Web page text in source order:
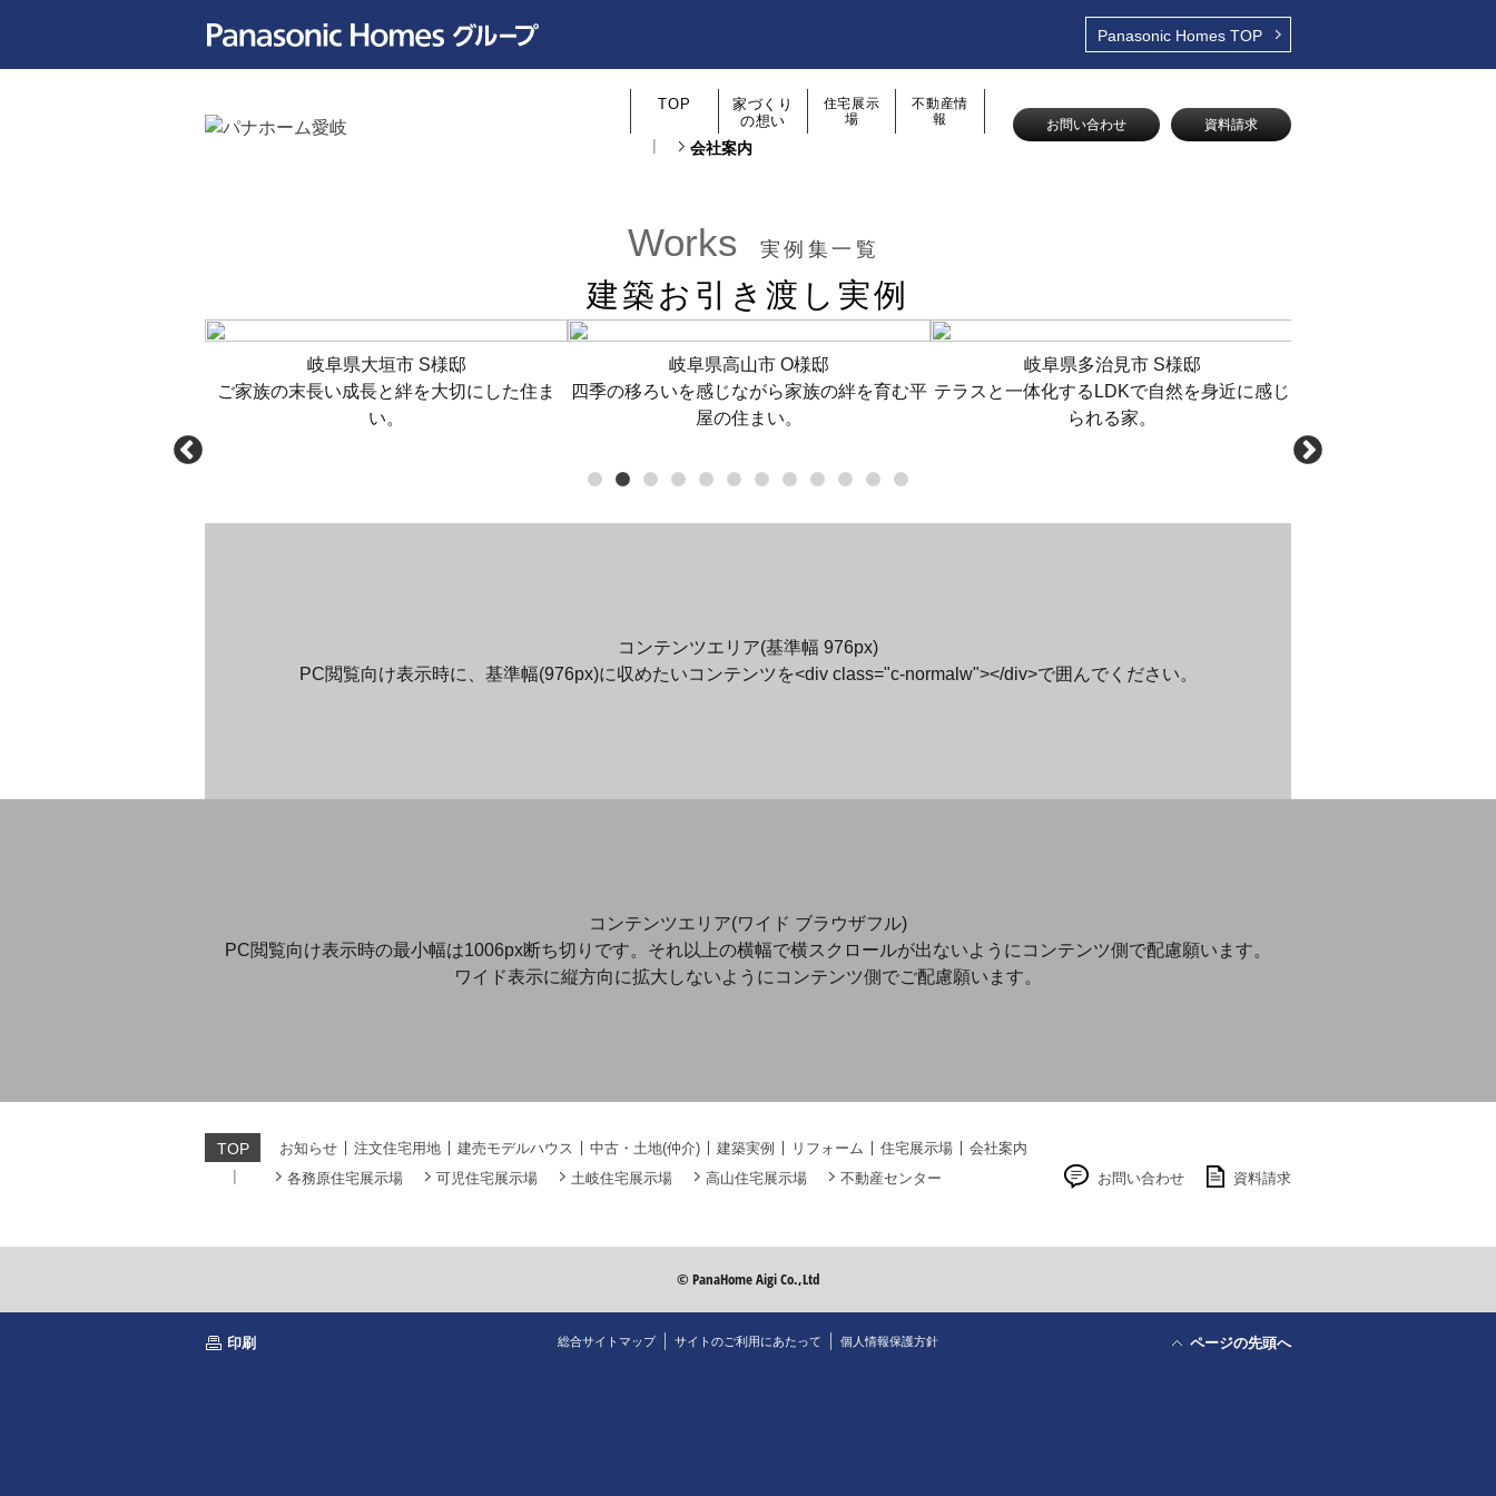
Panasonic Homes TOP
TOP
家づくり
の想い
住宅展示
場
不動産情
報
会社案内
お問い合わせ 資料請求
Works 実例集一覧
建築お引き渡し実例
岐阜県大垣市 S様邸
ご家族の末長い成長と絆を大切にした住ま
い。
岐阜県高山市 O様邸
四季の移ろいを感じながら家族の絆を育む平
屋の住まい。
岐阜県多治見市 S様邸
テラスと一体化するLDKで自然を身近に感じ
られる家。
コンテンツエリア(基準幅 976px)
PC閲覧向け表示時に、基準幅(976px)に収めたいコンテンツを<div class="c-normalw"></div>で囲んでください。
コンテンツエリア(ワイド ブラウザフル)
PC閲覧向け表示時の最小幅は1006px断ち切りです。それ以上の横幅で横スクロールが出ないようにコンテンツ側で配慮願います。
ワイド表示に縦方向に拡大しないようにコンテンツ側でご配慮願います。
TOP お知らせ 注文住宅用地 建売モデルハウス 中古・土地(仲介) 建築実例 リフォーム 住宅展示場
会社案内
各務原住宅展示場
可児住宅展示場 土岐住宅展示場 高山住宅展示場 不動産センター お問い合わせ 資料請求
© PanaHome Aigi Co.,Ltd
印刷 ページの先頭へ
総合サイトマップ サイトのご利用にあたって 個人情報保護方針